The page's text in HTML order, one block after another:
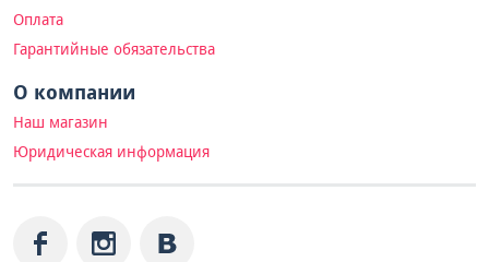
Оплата
Гарантийные обязательства
О компании
Наш магазин
Юридическая информация